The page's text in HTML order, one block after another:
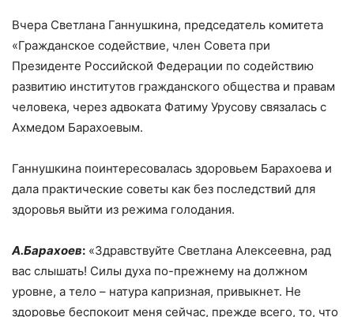
Вчера Светлана Ганнушкина, председатель комитета
«Гражданское содействие, член Совета при
Президенте Российской Федерации по содействию
развитию институтов гражданского общества и правам
человека, через адвоката Фатиму Урусову связалась с
Ахмедом Барахоевым.
Ганнушкина поинтересовалась здоровьем Барахоева и
дала практические советы как без последствий для
здоровья выйти из режима голодания.
А.Барахоев: «Здравствуйте Светлана Алексеевна, рад
вас слышать! Силы духа по-прежнему на должном
уровне, а тело – натура капризная, привыкнет. Не
здоровье беспокоит меня сейчас, прежде всего, то, что